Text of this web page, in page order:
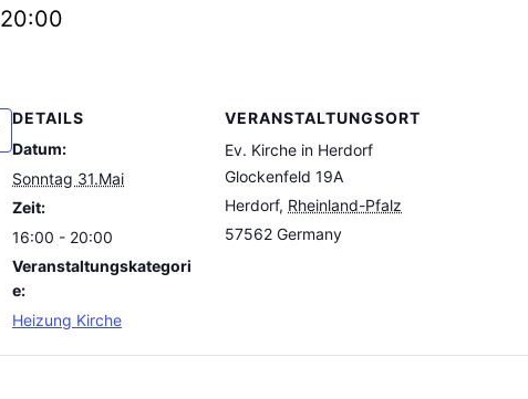
20:00
DETAILS
Datum:
Sonntag 31.Mai
Zeit:
16:00 - 20:00
Veranstaltungskategori
e:
Heizung Kirche
VERANSTALTUNGSORT
Ev. Kirche in Herdorf
Glockenfeld 19A
Herdorf, Rheinland-Pfalz
57562 Germany